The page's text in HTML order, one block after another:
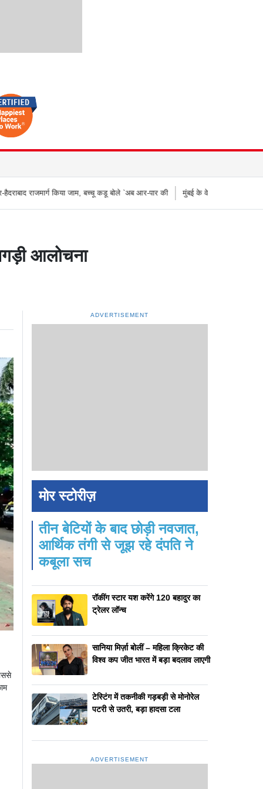
जाम, बच्चू कडू बोले `अब आर-पार की मुंबई के वेस्टर्न एक्सप्रेस हाईवे पर वनराई पुलिस की
आलोचना
ADVERTISEMENT
मोर स्टोरीज़
तीन बेटियों के बाद छोड़ी नवजात,
आर्थिक तंगी से जूझ रहे दंपति ने
कबूला सच
रॉकींग स्टार यश करेंगे 120 बहादुर का
ट्रेलर लॉन्च
सानिया मिर्ज़ा बोलीं – महिला क्रिकेट की
विश्व कप जीत भारत में बड़ा बदलाव लाएगी
टेस्टिंग में तकनीकी गड़बड़ी से मोनोरेल
पटरी से उतरी, बड़ा हादसा टला
ADVERTISEMENT